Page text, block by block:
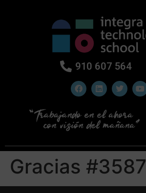
910 607 564
Gracias #3587